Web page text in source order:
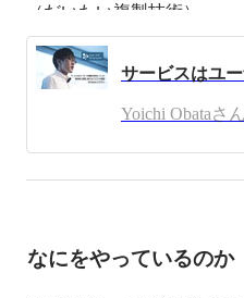
（だいたい複製技術）
人と世界の接点・媒介・イ
れるものに興味があります
https://anchor.fm/miraise/
Yoichi Obataさ
なにをやっているのか